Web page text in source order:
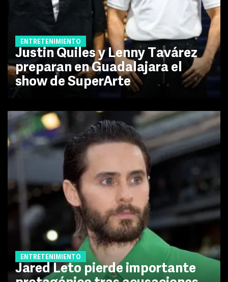
ENTRETENIMIENTO
Justin Quiles y Lenny Tavárez
preparan en Guadalajara el
show de SuperArte
ENTRETENIMIENTO
Jared Leto pierde importante